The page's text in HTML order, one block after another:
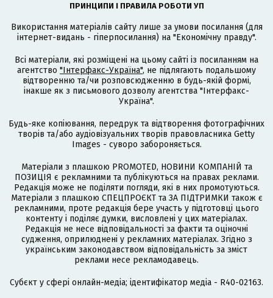
ПРИНЦИПИ І ПРАВИЛА РОБОТИ УП
Використання матеріалів сайту лише за умови посилання (для
інтернет-видань - гіперпосилання) на "Економічну правду".
Всі матеріали, які розміщені на цьому сайті із посиланням на
агентство "Інтерфакс-Україна", не підлягають подальшому
відтворенню та/чи розповсюдженню в будь-якій формі,
інакше як з письмового дозволу агентства "Інтерфакс-
Україна".
Будь-яке копіювання, передрук та відтворення фотографічних
творів та/або аудіовізуальних творів правовласника Getty
Images - суворо забороняється.
Матеріали з плашкою PROMOTED, НОВИНИ КОМПАНІЙ та
ПОЗИЦІЯ є рекламними та публікуються на правах реклами.
Редакція може не поділяти погляди, які в них промотуються.
Матеріали з плашкою СПЕЦПРОЄКТ та ЗА ПІДТРИМКИ також є
рекламними, проте редакція бере участь у підготовці цього
контенту і поділяє думки, висловлені у цих матеріалах.
Редакція не несе відповідальності за факти та оціночні
судження, оприлюднені у рекламних матеріалах. Згідно з
українським законодавством відповідальність за зміст
реклами несе рекламодавець.
Cубєкт у сфері онлайн-медіа; ідентифікатор медіа - R40-02163.